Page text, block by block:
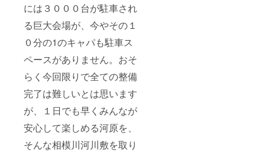
には３０００台が駐車され
る巨大会場が、今やその１
０分の1のキャパも駐車ス
ペースがありません。おそ
らく今回限りで全ての整備
完了は難しいとは思います
が、１日でも早くみんなが
安心して楽しめる河原を、
そんな相模川河川敷を取り